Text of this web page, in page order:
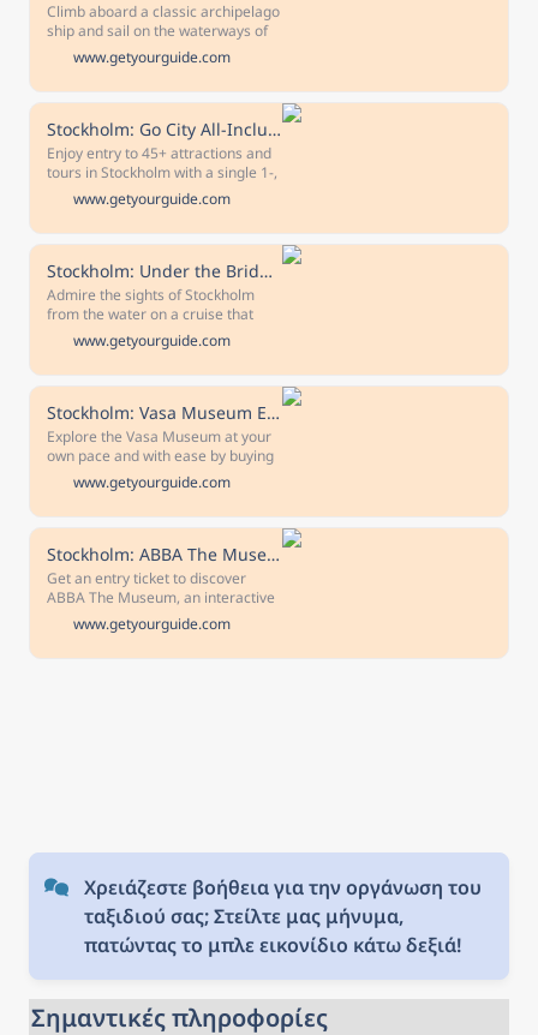
Climb aboard a classic archipelago
ship and sail on the waterways of
Stockholm on a sightseeing cruise.
Experience the untouched nature
of the city's archipelago and hear
about the sights from a guide. Free
cancellation Cancel up to 24 hours
in advance to receive a full refund
Reserve now & pay later Keep your
travel plans flexible - book your
spot and pay nothing today.
www.getyourguide.com
Stockholm: Go City All-Inclusive Pass with 45+ Attractions
Enjoy entry to 45+ attractions and
tours in Stockholm with a single 1-,
2-, 3-, or 5-day pass. Choose from
sightseeing cruises to tickets to the
best museums and see it all with
great savings.
www.getyourguide.com
Stockholm: Under the Bridges Boat Tour
Admire the sights of Stockholm
from the water on a cruise that
takes you under bridges and by the
city's main landmarks. Enjoy
recorded commentary as you sail
on both the Baltic Sea and Lake
Mälaren.
www.getyourguide.com
Stockholm: Vasa Museum Entrance Ticket
Explore the Vasa Museum at your
own pace and with ease by buying
your ticket in advance. Be awed by
the world’s only intact 17th-century
warship.
www.getyourguide.com
Stockholm: ABBA The Museum Entrance Ticket
Get an entry ticket to discover
ABBA The Museum, an interactive
experience, with a pre-booked time
slot. Try on virtual costumes, sing,
play quizzes, mix original music,
www.getyourguide.com
Χρειάζεστε βοήθεια για την οργάνωση του
ταξιδιού σας; Στείλτε μας μήνυμα,
πατώντας το μπλε εικονίδιο κάτω δεξιά!
Σημαντικές πληροφορίες